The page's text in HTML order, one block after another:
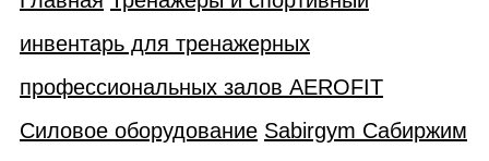
инвентарь для тренажерных
профессиональных залов AEROFIT
Силовое оборудование Sabirgym Сабиржим